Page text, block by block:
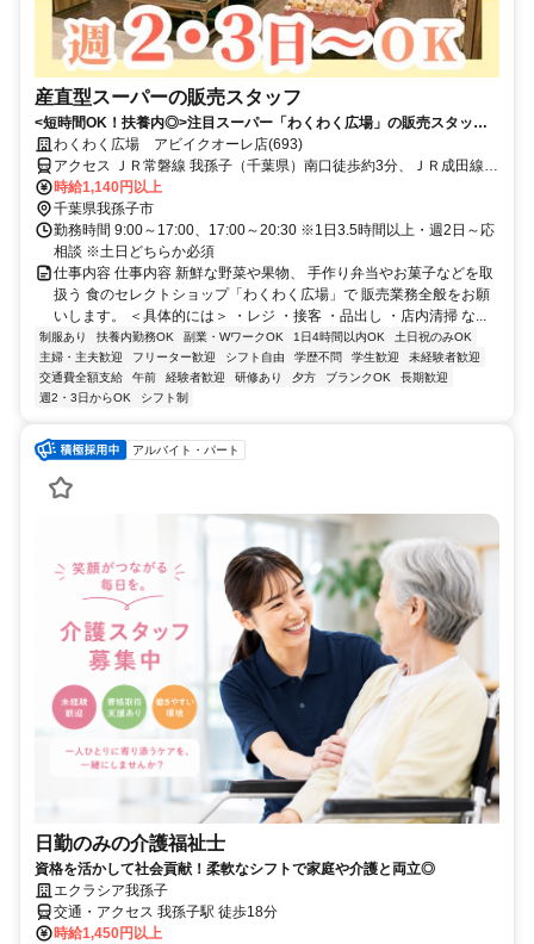
産直型スーパーの販売スタッフ
<短時間OK！扶養内◎>注目スーパー「わくわく広場」の販売スタッ
フ！未経験歓迎！ブランクOK/主婦（主夫）活躍中
わくわく広場 アビイクオーレ店(693)
アクセス ＪＲ常磐線 我孫子（千葉県）南口徒歩約3分、ＪＲ成田線
我孫子（千葉県）南口徒歩約3分、ＪＲ常磐線/東京メトロ千代田線 北
柏北口徒歩約35分
時給1,140円以上
千葉県我孫子市
勤務時間 9:00～17:00、17:00～20:30 ※1日3.5時間以上・週2日～応
相談 ※土日どちらか必須
仕事内容 仕事内容 新鮮な野菜や果物、 手作り弁当やお菓子などを取
扱う 食のセレクトショップ「わくわく広場」で 販売業務全般をお願
いします。 ＜具体的には＞ ・レジ ・接客 ・品出し ・店内清掃 な...
制服あり 扶養内勤務OK 副業・WワークOK 1日4時間以内OK
土日祝のみOK
主婦・主夫歓迎
フリーター歓迎 シフト自由 学歴不問 学生歓迎
未経験者歓迎
交通費全額支給
午前 経験者歓迎 研修あり 夕方 ブランクOK
長期歓迎
週2・3日からOK
シフト制
アルバイト・パート
日勤のみの介護福祉士
資格を活かして社会貢献！柔軟なシフトで家庭や介護と両立◎
エクラシア我孫子
交通・アクセス 我孫子駅 徒歩18分
時給1,450円以上